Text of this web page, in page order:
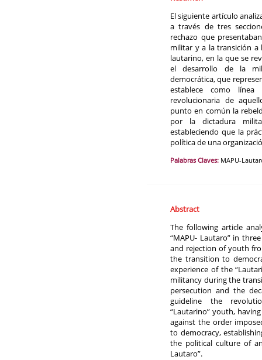
El siguiente artículo
a través de tres
rechazo que
militar y a la transición a
lautarino, en la que se
el desarrollo de la
democrática, que
establece como línea
revolucionaria de
punto en común la
por la dictadura
estableciendo que la
política de una
Palabras Claves: MAPU-
Abstract
The following article
“MAPU- Lautaro” in
and rejection of youth
the transition to
experience of the
militancy during the
persecution and the
guideline the
“Lautarino” youth,
against the order
to democracy,
the political culture of
Lautaro”.